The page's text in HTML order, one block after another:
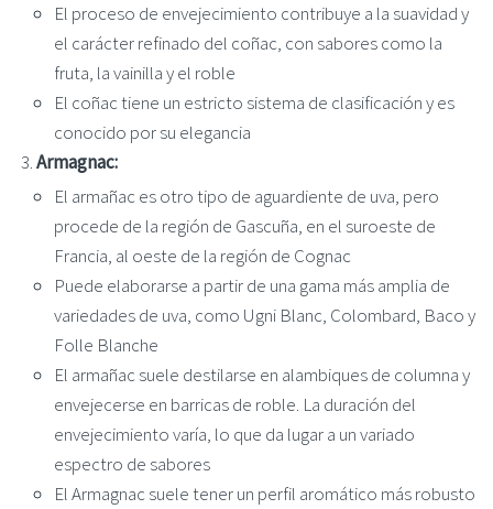
El proceso de envejecimiento contribuye a la suavidad y
el carácter refinado del coñac, con sabores como la
fruta, la vainilla y el roble
El coñac tiene un estricto sistema de clasificación y es
conocido por su elegancia
Armagnac:
El armañac es otro tipo de aguardiente de uva, pero
procede de la región de Gascuña, en el suroeste de
Francia, al oeste de la región de Cognac
Puede elaborarse a partir de una gama más amplia de
variedades de uva, como Ugni Blanc, Colombard, Baco y
Folle Blanche
El armañac suele destilarse en alambiques de columna y
envejecerse en barricas de roble. La duración del
envejecimiento varía, lo que da lugar a un variado
espectro de sabores
El Armagnac suele tener un perfil aromático más robusto